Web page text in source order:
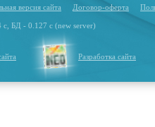
версия сайта Договор-оферта
с, БД - 0.127 с (new server)
Разработка сайта